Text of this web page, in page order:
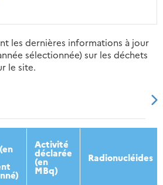
les dernières informations à jour
sélectionnée) sur les déchets
le site.
2015 2016
Activité
déclarée
(en
MBq)
Radionucléides